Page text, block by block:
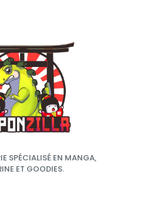
SPÉCIALISÉ EN MANGA,
ET GOODIES.